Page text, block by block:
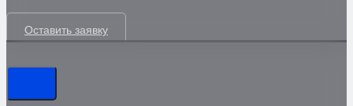
Оставить заявку